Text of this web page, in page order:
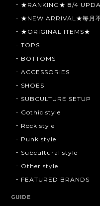
★RANKING★ 8/4
★NEW ARRIVAL★毎月不
★ORIGINAL ITEMS★
TOPS
BOTTOMS
ACCESSORIES
SHOES
SUBCULTURE SETUP
Gothic style
Rock style
Punk style
Subcultural style
Other style
FEATURED BRANDS
GUIDE